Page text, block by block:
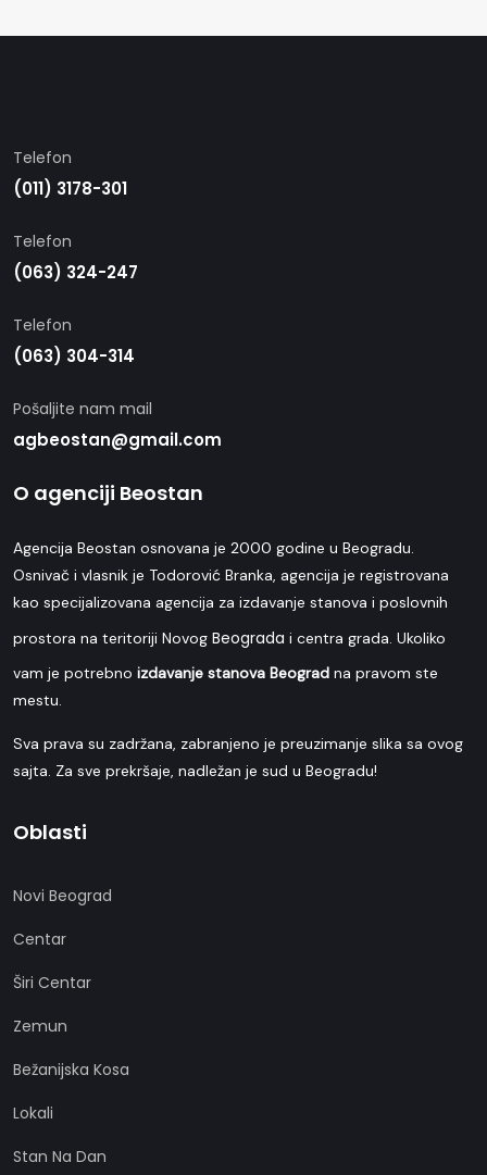
Telefon
(011) 3178-301
Telefon
(063) 324-247
Telefon
(063) 304-314
Pošaljite nam mail
agbeostan@gmail.com
O agenciji Beostan
Agencija Beostan osnovana je 2000 godine u Beogradu.
Osnivač i vlasnik je Todorović Branka, agencija je registrovana
kao specijalizovana agencija za izdavanje stanova i poslovnih
prostora na teritoriji Novog Beograda i centra grada. Ukoliko
vam je potrebno izdavanje stanova Beograd na pravom ste
mestu.
Sva prava su zadržana, zabranjeno je preuzimanje slika sa ovog
sajta. Za sve prekršaje, nadležan je sud u Beogradu!
Oblasti
Novi Beograd
Centar
Širi Centar
Zemun
Bežanijska Kosa
Lokali
Stan Na Dan